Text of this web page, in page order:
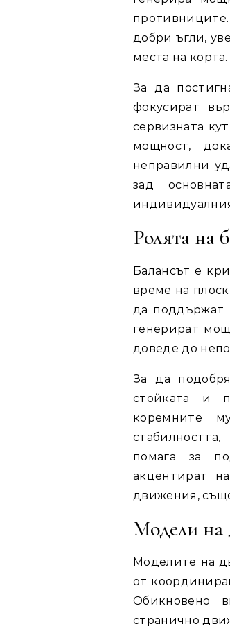
добри ъгли,
места на корта.
За да
фокусират
сервизната
мощност,
неправилни
зад
Ролята на
Балансът е
време на
да поддържат
генерират
доведе до
За да
стойката и
коремните
помага за
акцентират
движения,
Модели на
Моделите на
от
Обикновено
странично